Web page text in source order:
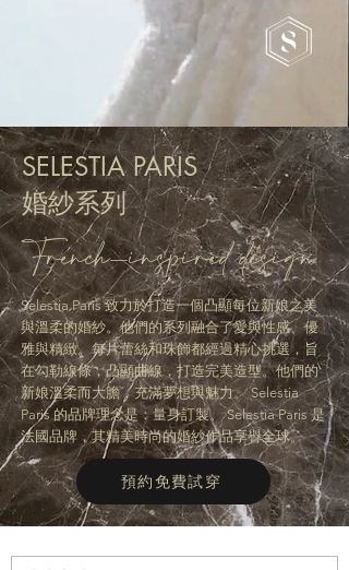
SELESTIA PARIS
婚紗系列
French-inspired design
Selestia Paris 致力於打造一個凸顯每位新娘之美
與溫柔的婚紗。他們的系列融合了愛與性感、優
雅與精緻。每片蕾絲和珠飾都經過精心挑選，旨
在勾勒線條，凸顯曲線，打造完美造型。他們的
新娘溫柔而大膽，充滿夢想與魅力。 Selestia
Paris 的品牌理念是：量身訂製。 Selestia Paris 是
法國品牌，其精美時尚的婚紗作品享譽全球。
預約免費試穿